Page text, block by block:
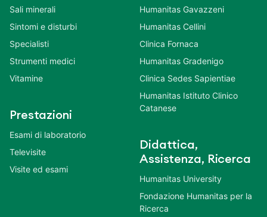
Sali minerali
Sintomi e disturbi
Specialisti
Strumenti medici
Vitamine
Prestazioni
Esami di laboratorio
Televisite
Visite ed esami
Humanitas Gavazzeni
Humanitas Cellini
Clinica Fornaca
Humanitas Gradenigo
Clinica Sedes Sapientiae
Humanitas Istituto Clinico
Catanese
Didattica,
Assistenza, Ricerca
Humanitas University
Fondazione Humanitas per la
Ricerca